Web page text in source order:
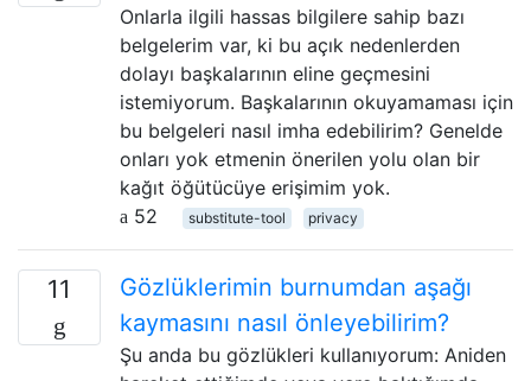
Onlarla ilgili hassas bilgilere sahip bazı
belgelerim var, ki bu açık nedenlerden
dolayı başkalarının eline geçmesini
istemiyorum. Başkalarının okuyamaması için
bu belgeleri nasıl imha edebilirim? Genelde
onları yok etmenin önerilen yolu olan bir
kağıt öğütücüye erişimim yok.
52
substitute-tool privacy
11
Gözlüklerimin burnumdan aşağı
kaymasını nasıl önleyebilirim?
Şu anda bu gözlükleri kullanıyorum: Aniden